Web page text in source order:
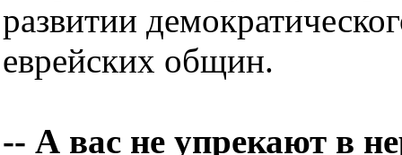
развитии
еврейских общин.
-- А вас не упрекают в